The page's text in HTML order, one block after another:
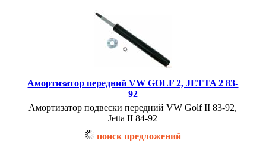
Амортизатор передний VW GOLF 2, JETTA 2 83-
92
Амортизатор подвески передний VW Golf II 83-92,
Jetta II 84-92
поиск предложений